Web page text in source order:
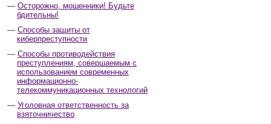
Осторожно, мошенники! Будьте
бдительны!
Способы защиты от
киберпреступности
Способы противодействия
преступлениям, совершаемым с
использованием современных
информационно-
телекоммуникационных технологий
Уголовная ответственность за
взяточничество